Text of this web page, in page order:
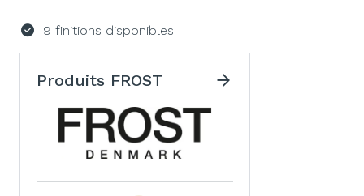
9 finitions disponibles
Produits FROST